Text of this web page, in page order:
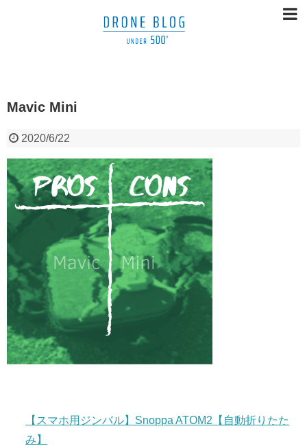
Mavic Mini
2020/6/22
【スマホ用ジンバル】Snoppa ATOM2【自動折りたた
み】